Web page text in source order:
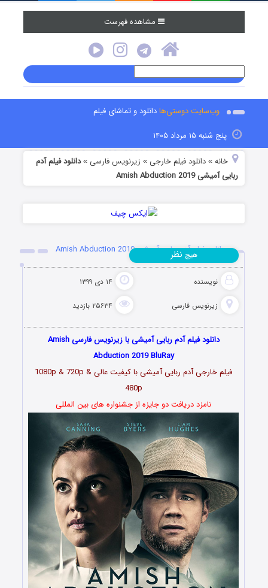
مشاهده فهرست
وب‌سایت دوستی‌هادانلود و تماشای فیلم
پنج شنبه ۱۵ مرداد ۱۴۰۵
خانه »دانلود فیلم خارجی » زیرنویس فارسی »دانلود فیلم آدم
ربایی آمیشی Amish Abduction 2019
دانلود فیلم آدم ربایی آمیشی Amish Abduction 2019
نویسنده ۱۴ دی ۱۳۹۹
زیرنویس فارسی ۲۵۶۳۴ بازدید
هیچ نظر
دانلود فیلم آدم ربایی آمیشی با زیرنویس فارسی Amish
Abduction 2019 BluRay
فیلم خارجی آدم ربایی آمیشی با کیفیت عالی 1080p & 720p &
480p
نامزد دریافت دو جایزه از جشنواره های بین المللی